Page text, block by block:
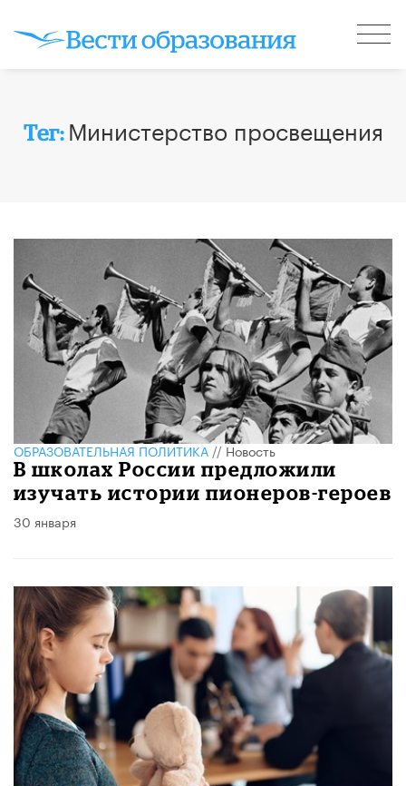
Тег: Министерство просвещения
ОБРАЗОВАТЕЛЬНАЯ ПОЛИТИКА//Новость
В школах России предложили
изучать истории пионеров-героев
30 января